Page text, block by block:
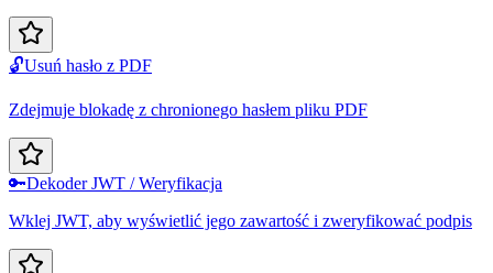
🔓Usuń hasło z PDF
Zdejmuje blokadę z chronionego hasłem pliku PDF
🔑Dekoder JWT / Weryfikacja
Wklej JWT, aby wyświetlić jego zawartość i zweryfikować podpis